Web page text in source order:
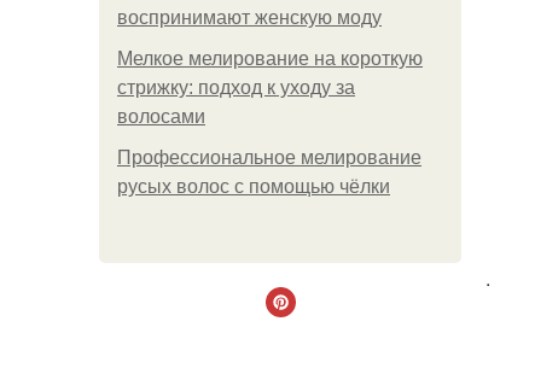
воспринимают женскую моду
Мелкое мелирование на короткую
стрижку: подход к уходу за
волосами
Профессиональное мелирование
русых волос с помощью чёлки
.